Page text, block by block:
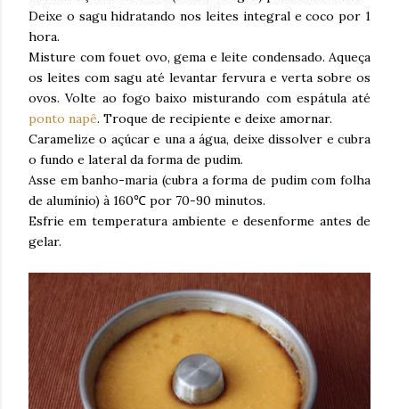
Deixe o sagu hidratando nos leites integral e coco por 1
hora.
Misture com fouet ovo, gema e leite condensado. Aqueça
os leites com sagu até levantar fervura e verta sobre os
ovos. Volte ao fogo baixo misturando com espátula até
ponto napê. Troque de recipiente e deixe amornar.
Caramelize o açúcar e una a água, deixe dissolver e cubra
o fundo e lateral da forma de pudim.
Asse em banho-maria (cubra a forma de pudim com folha
de alumínio) à 160℃ por 70-90 minutos.
Esfrie em temperatura ambiente e desenforme antes de
gelar.